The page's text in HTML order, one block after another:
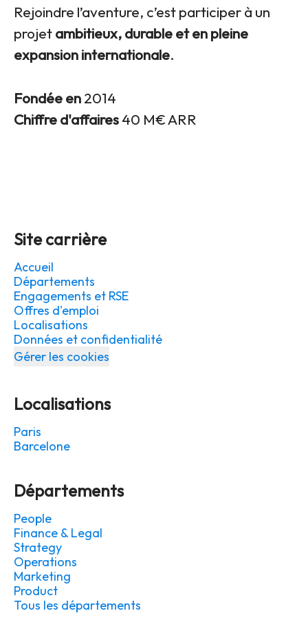
Rejoindre l’aventure, c’est participer à un
projetambitieux, durable et en pleine
expansion internationale.
Fondée en2014
Chiffre d'affaires40 M€ ARR
Site carrière
Accueil
Départements
Engagements et RSE
Offres d'emploi
Localisations
Données et confidentialité
Gérer les cookies
Localisations
Paris
Barcelone
Départements
People
Finance & Legal
Strategy
Operations
Marketing
Product
Tous les départements